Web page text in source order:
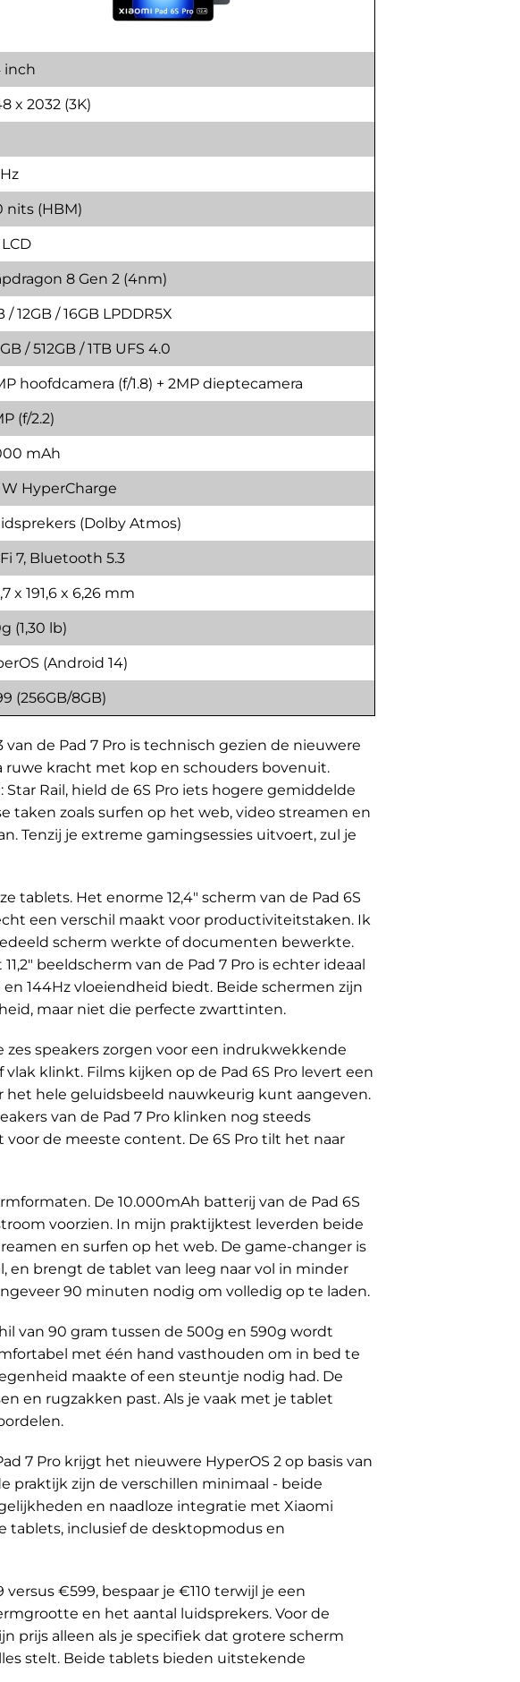
inch
x 2032 (3K)
nits (HBM)
8 Gen 2 (4nm)
/ 12GB / 16GB LPDDR5X
/ 512GB / 1TB UFS 4.0
hoofdcamera (f/1.8) + 2MP dieptecamera
(f/2.2)
mAh
W HyperCharge
(Dolby Atmos)
7, Bluetooth 5.3
x 191,6 x 6,26 mm
(1,30 lb)
(Android 14)
(256GB/8GB)
de Pad 7 Pro is technisch gezien de nieuwere
ruwe kracht met kop en schouders bovenuit.
Rail, hield de 6S Pro iets hogere gemiddelde
taken zoals surfen op het web, video streamen en
Tenzij je extreme gamingsessies uitvoert, zul je
Het enorme 12,4" scherm van de Pad 6S
een verschil maakt voor productiviteitstaken. Ik
scherm werkte of documenten bewerkte.
beeldscherm van de Pad 7 Pro is echter ideaal
144Hz vloeiendheid biedt. Beide schermen zijn
maar niet die perfecte zwarttinten.
speakers zorgen voor een indrukwekkende
klinkt. Films kijken op de Pad 6S Pro levert een
hele geluidsbeeld nauwkeurig kunt aangeven.
van de Pad 7 Pro klinken nog steeds
de meeste content. De 6S Pro tilt het naar
De 10.000mAh batterij van de Pad 6S
voorzien. In mijn praktijktest leverden beide
en surfen op het web. De game-changer is
en brengt de tablet van leeg naar vol in minder
90 minuten nodig om volledig op te laden.
van 90 gram tussen de 500g en 590g wordt
met één hand vasthouden om in bed te
maakte of een steuntje nodig had. De
en rugzakken past. Als je vaak met je tablet
7 Pro krijgt het nieuwere HyperOS 2 op basis van
praktijk zijn de verschillen minimaal - beide
en naadloze integratie met Xiaomi
inclusief de desktopmodus en
€599, bespaar je €110 terwijl je een
en het aantal luidsprekers. Voor de
prijs alleen als je specifiek dat grotere scherm
stelt. Beide tablets bieden uitstekende